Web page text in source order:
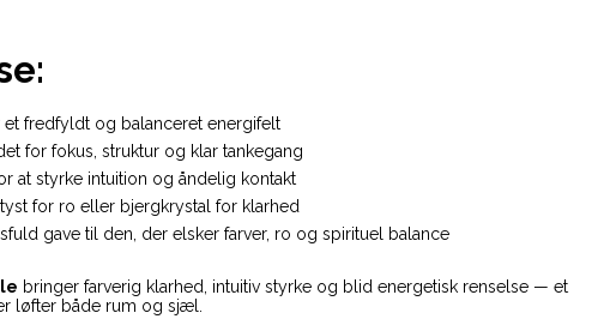
et fredfyldt og balanceret energifelt
for fokus, struktur og klar tankegang
at styrke intuition og åndelig kontakt
for ro eller bjergkrystal for klarhed
gave til den, der elsker farver, ro og spirituel balance
bringer farverig klarhed, intuitiv styrke og blid energetisk renselse — et
løfter både rum og sjæl.